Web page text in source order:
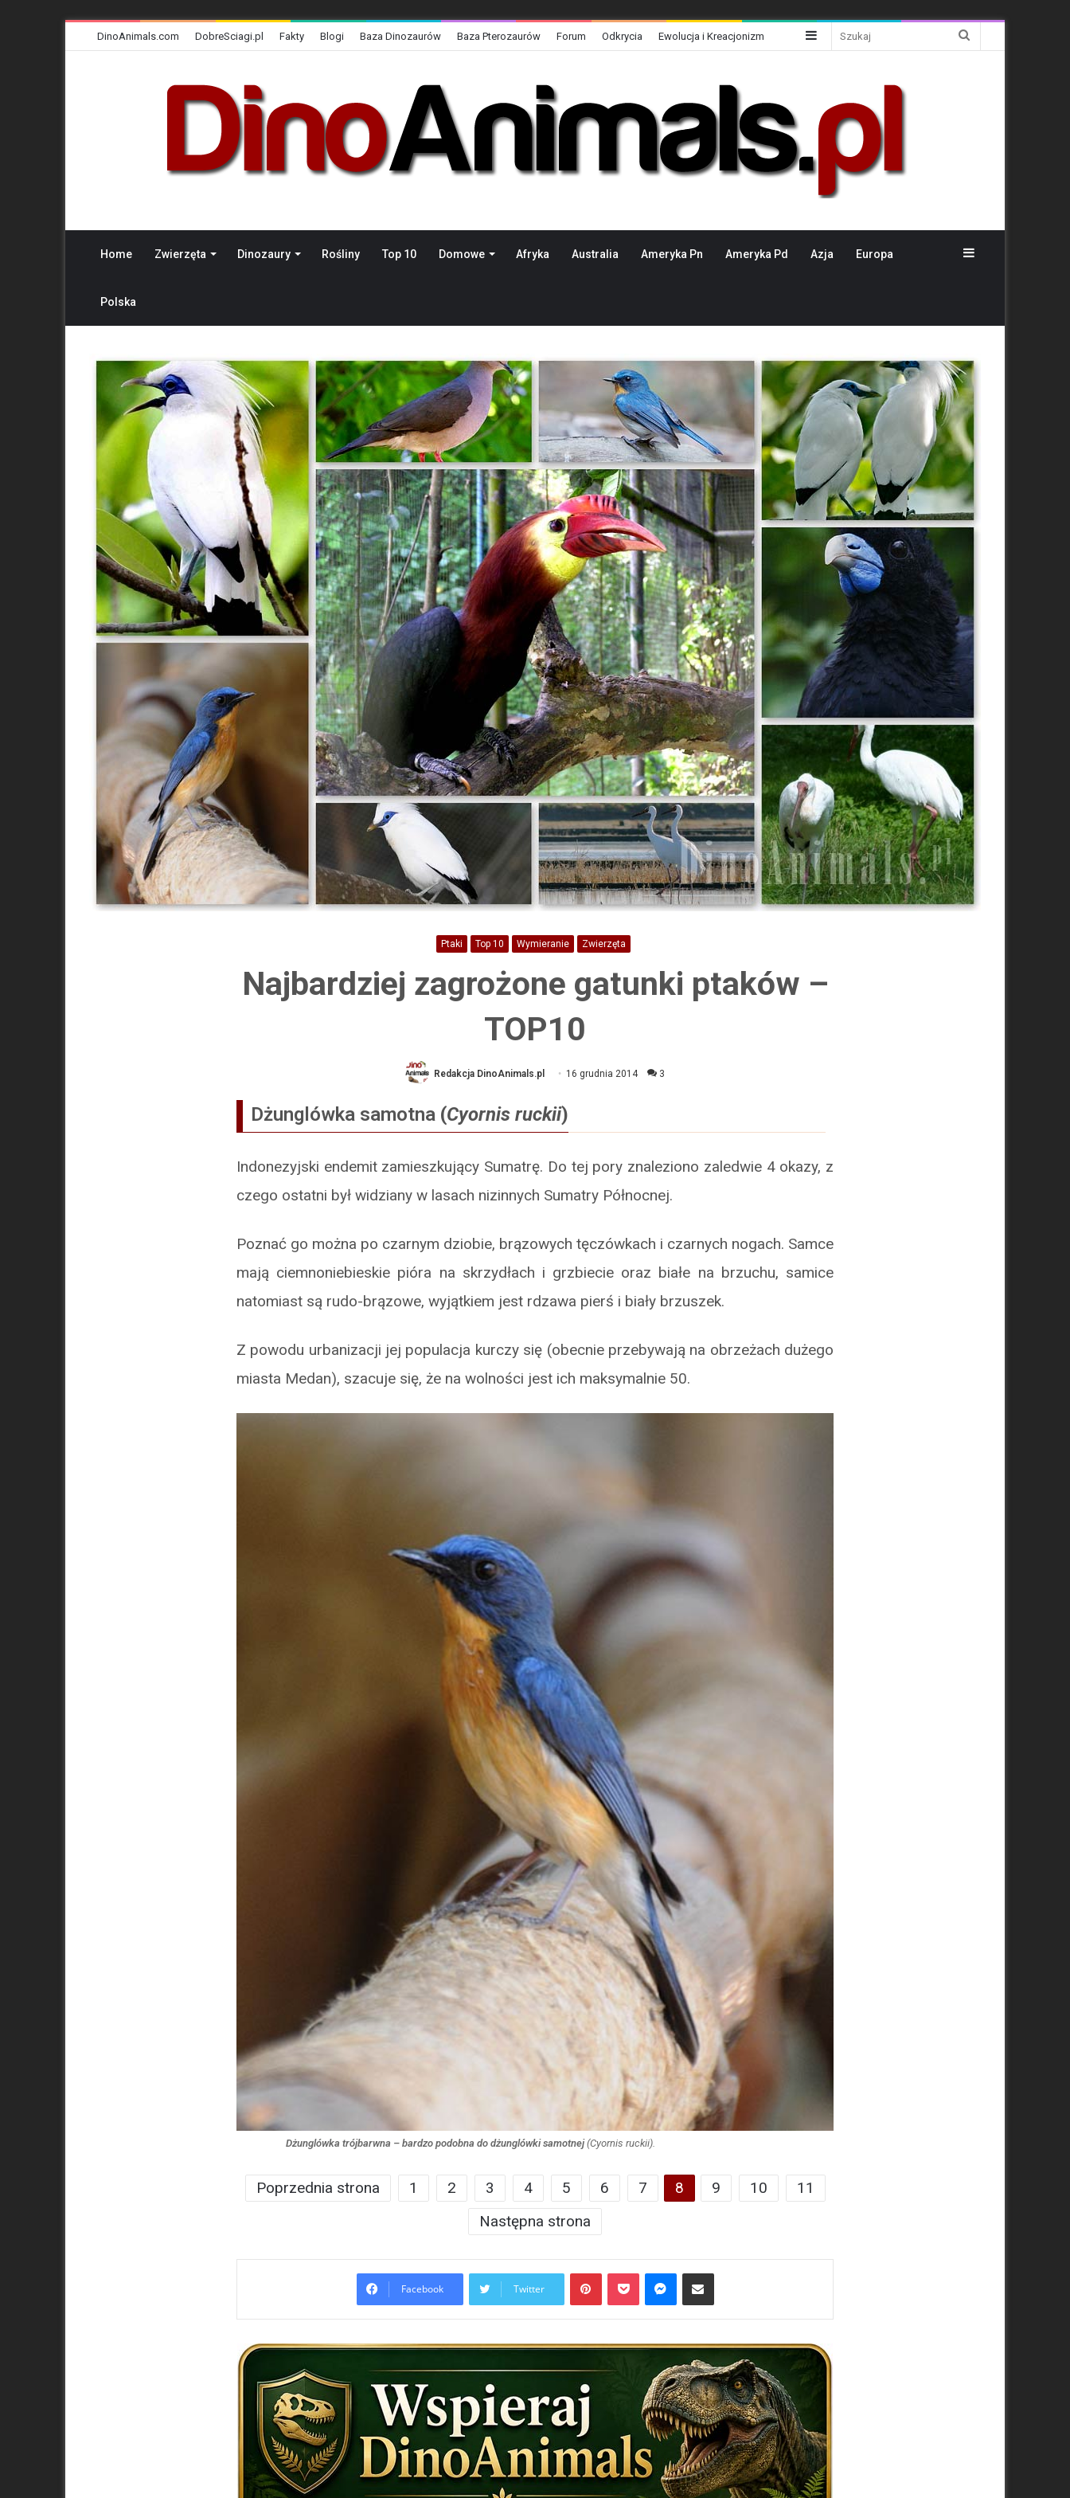
DinoAnimals.com DobreSciagi.pl Fakty Blogi Baza Dinozaurów Baza Pterozaurów Forum Odkrycia Ewolucja i Kreacjonizm Sidebar
Home Zwierzęta Dinozaury Rośliny Top 10 Domowe Afryka Australia Ameryka Pn Ameryka Pd Azja Europa
Polska
Sidebar
Ptaki Top 10 Wymieranie Zwierzęta
Najbardziej zagrożone gatunki ptaków –
TOP10
Redakcja DinoAnimals.pl 16 grudnia 2014 3
Dżunglówka samotna (Cyornis ruckii)
Indonezyjski endemit zamieszkujący Sumatrę. Do tej pory znaleziono zaledwie 4 okazy, z
czego ostatni był widziany w lasach nizinnych Sumatry Północnej.
Poznać go można po czarnym dziobie, brązowych tęczówkach i czarnych nogach. Samce
mają ciemnoniebieskie pióra na skrzydłach i grzbiecie oraz białe na brzuchu, samice
natomiast są rudo-brązowe, wyjątkiem jest rdzawa pierś i biały brzuszek.
Z powodu urbanizacji jej populacja kurczy się (obecnie przebywają na obrzeżach dużego
miasta Medan), szacuje się, że na wolności jest ich maksymalnie 50.
Dżunglówka trójbarwna – bardzo podobna do dżunglówki samotnej(Cyornis ruckii).
Poprzednia strona 1 2 3 4 5 6 7 8 9 10
11
Następna strona
Facebook Twitter
PinterestPocket MessengerShare via Email